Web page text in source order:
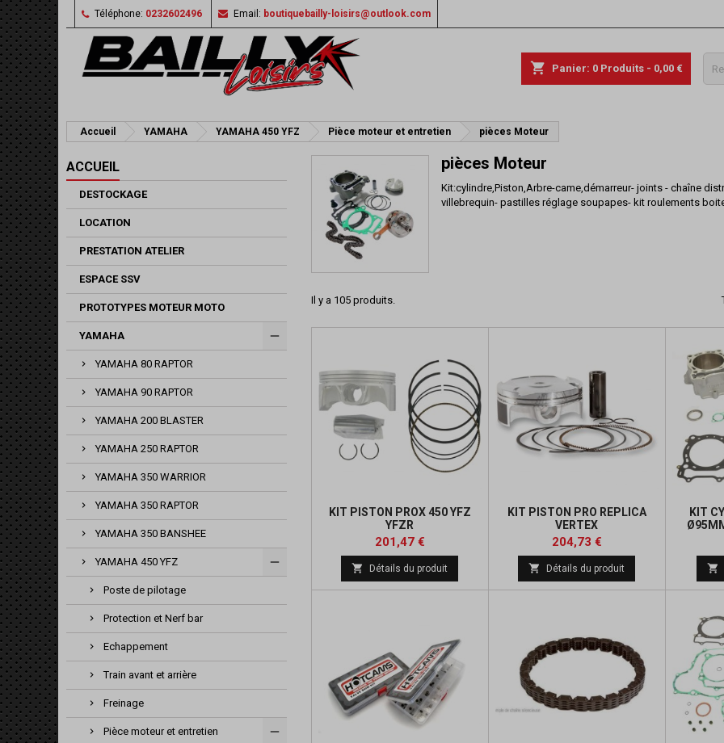
Téléphone: 0232602496 Email: boutiquebailly-loisirs@outlook.com
shopping_cart Panier: 0 Produits - 0,00 €
Accueil YAMAHA YAMAHA 450 YFZ Pièce moteur et entretien pièces Moteur
ACCUEIL
DESTOCKAGE
LOCATION
PRESTATION ATELIER
ESPACE SSV
PROTOTYPES MOTEUR MOTO
YAMAHA
YAMAHA 80 RAPTOR
YAMAHA 90 RAPTOR
YAMAHA 200 BLASTER
YAMAHA 250 RAPTOR
YAMAHA 350 WARRIOR
YAMAHA 350 RAPTOR
YAMAHA 350 BANSHEE
YAMAHA 450 YFZ
Poste de pilotage
Protection et Nerf bar
Echappement
Train avant et arrière
Freinage
Pièce moteur et entretien
pièces Moteur
Kit:cylindre,Piston,Arbre-came,démarreur- joints - chaîne
villebrequin- pastilles réglage soupapes- kit roulements
Il y a 105 produits.
KIT PISTON PROX 450 YFZ
YFZR
Prix
201,47 €Prix
de
base
 Détails du produit
KIT PISTON PRO REPLICA
VERTEX
Prix
204,73 €Prix
de
base
 Détails du produit
KIT
